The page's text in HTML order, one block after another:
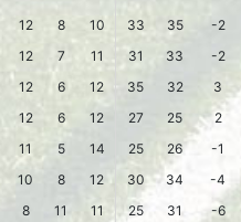
12 8 10 33 35
-2
12 7 11 31 33
-2
12 6 12 35 32
3
12 6 12 27 25
2
11 5 14 25 26
-1
10 8 12 30 34
-4
8 11 11 25 31 -6